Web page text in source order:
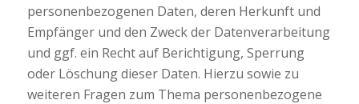
personenbezogenen Daten, deren Herkunft und
Empfänger und den Zweck der Datenverarbeitung
und ggf. ein Recht auf Berichtigung, Sperrung
oder Löschung dieser Daten. Hierzu sowie zu
weiteren Fragen zum Thema personenbezogene